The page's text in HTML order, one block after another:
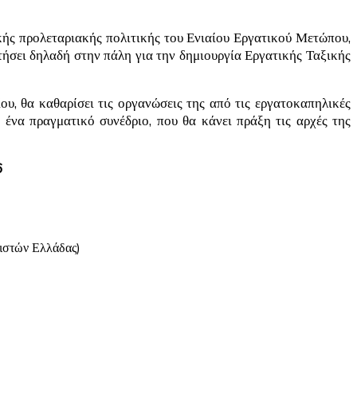
προλεταριακής πολιτικής του Ενιαίου Εργατικού Μετώπου,
δηλαδή στην πάλη για την δημιουργία Εργατικής Ταξικής
θα καθαρίσει τις οργανώσεις της από τις εργατοκαπηλικές
πραγματικό συνέδριο, που θα κάνει πράξη τις αρχές της
Ελλάδας)